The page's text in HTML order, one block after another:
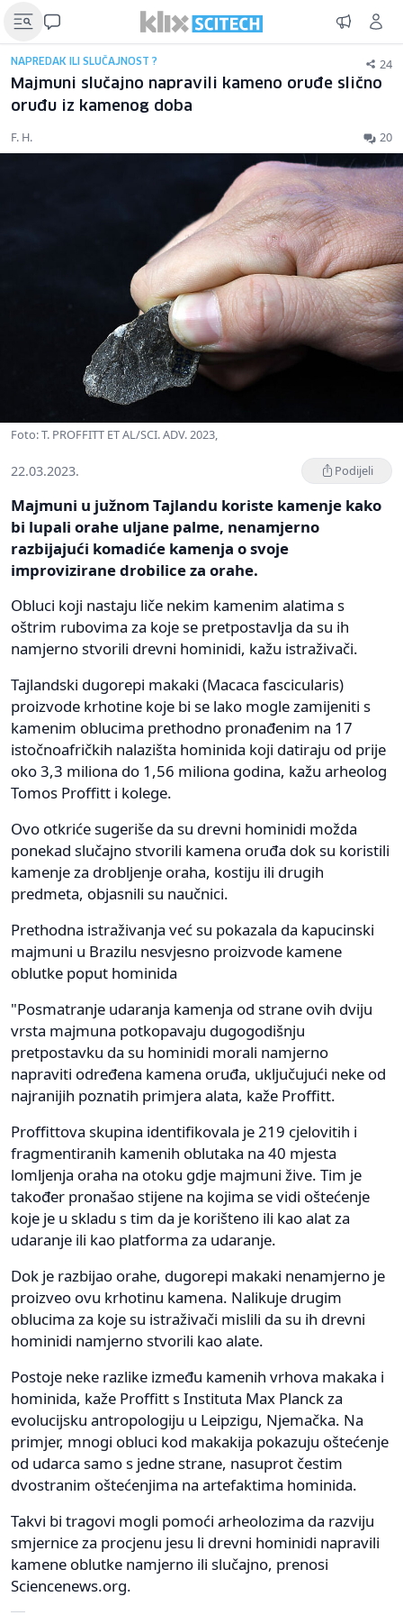
NAPREDAK ILI SLUČAJNOST ? 24
Majmuni slučajno napravili kameno oruđe slično
oruđu iz kamenog doba
F. H. 20
Foto: T. PROFFITT ET AL/SCI. ADV. 2023,
22.03.2023. Podijeli
Majmuni u južnom Tajlandu koriste kamenje kako
bi lupali orahe uljane palme, nenamjerno
razbijajući komadiće kamenja o svoje
improvizirane drobilice za orahe.
Obluci koji nastaju liče nekim kamenim alatima s
oštrim rubovima za koje se pretpostavlja da su ih
namjerno stvorili drevni hominidi, kažu istraživači.
Tajlandski dugorepi makaki (Macaca fascicularis)
proizvode krhotine koje bi se lako mogle zamijeniti s
kamenim oblucima prethodno pronađenim na 17
istočnoafričkih nalazišta hominida koji datiraju od prije
oko 3,3 miliona do 1,56 miliona godina, kažu arheolog
Tomos Proffitt i kolege.
Ovo otkriće sugeriše da su drevni hominidi možda
ponekad slučajno stvorili kamena oruđa dok su koristili
kamenje za drobljenje oraha, kostiju ili drugih
predmeta, objasnili su naučnici.
Prethodna istraživanja već su pokazala da kapucinski
majmuni u Brazilu nesvjesno proizvode kamene
oblutke poput hominida
"Posmatranje udaranja kamenja od strane ovih dviju
vrsta majmuna potkopavaju dugogodišnju
pretpostavku da su hominidi morali namjerno
napraviti određena kamena oruđa, uključujući neke od
najranijih poznatih primjera alata, kaže Proffitt.
Proffittova skupina identifikovala je 219 cjelovitih i
fragmentiranih kamenih oblutaka na 40 mjesta
lomljenja oraha na otoku gdje majmuni žive. Tim je
također pronašao stijene na kojima se vidi oštećenje
koje je u skladu s tim da je korišteno ili kao alat za
udaranje ili kao platforma za udaranje.
Dok je razbijao orahe, dugorepi makaki nenamjerno je
proizveo ovu krhotinu kamena. Nalikuje drugim
oblucima za koje su istraživači mislili da su ih drevni
hominidi namjerno stvorili kao alate.
Postoje neke razlike između kamenih vrhova makaka i
hominida, kaže Proffitt s Instituta Max Planck za
evolucijsku antropologiju u Leipzigu, Njemačka. Na
primjer, mnogi obluci kod makakija pokazuju oštećenje
od udarca samo s jedne strane, nasuprot čestim
dvostranim oštećenjima na artefaktima hominida.
Takvi bi tragovi mogli pomoći arheolozima da razviju
smjernice za procjenu jesu li drevni hominidi napravili
kamene oblutke namjerno ili slučajno, prenosi
Sciencenews.org.